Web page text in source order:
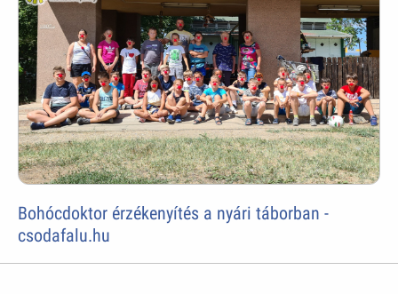
Bohócdoktor érzékenyítés a nyári táborban -
csodafalu.hu